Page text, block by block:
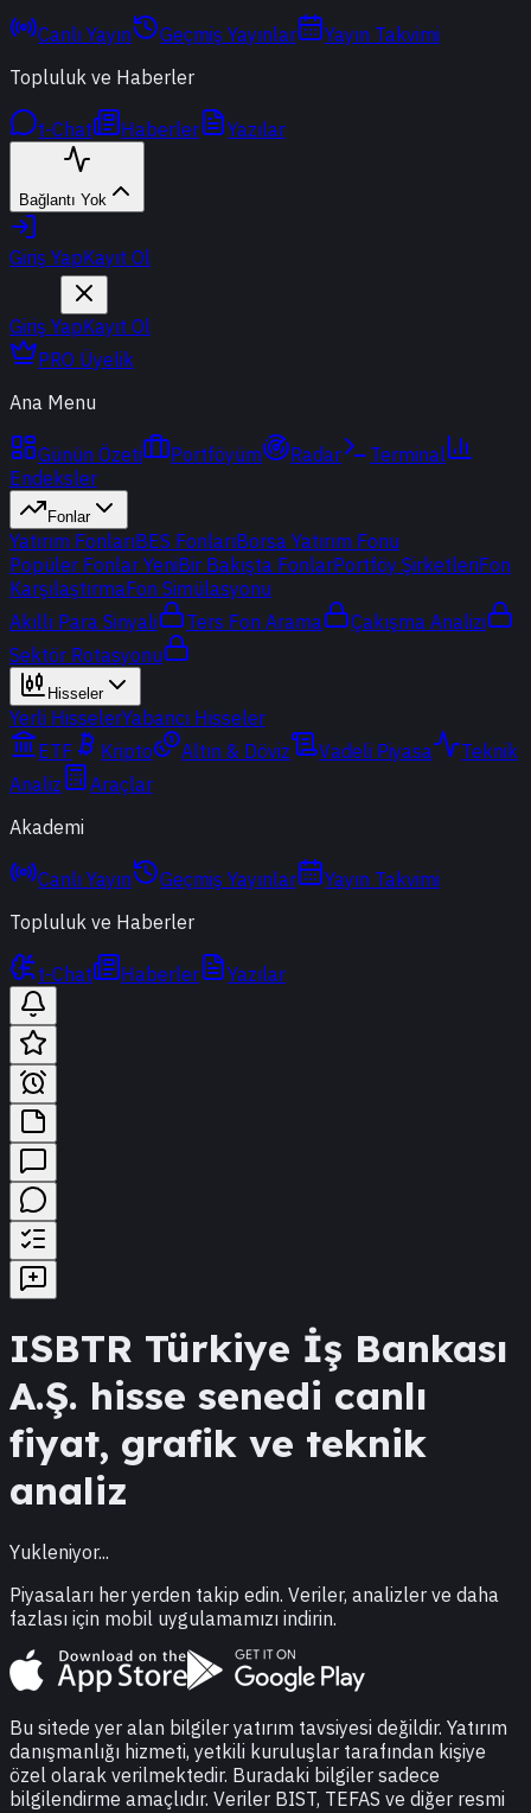
Canlı Yayın Geçmiş Yayınlar
Yayın Takvimi
Topluluk ve Haberler
t-Chat Haberler Yazılar
Bağlantı Yok
Giriş YapKayıt Ol
Giriş YapKayıt Ol
PRO Üyelik
Ana Menu
Günün Özeti Portföyüm Radar
Terminal
Endeksler
Fonlar
Yatırım FonlarıBES FonlarıBorsa Yatırım Fonu
Popüler Fonlar YeniBir Bakışta FonlarPortföy ŞirketleriFon
KarşılaştırmaFon Simülasyonu
Akıllı Para Sinyali
Ters Fon Arama
Çakışma Analizi
Sektör Rotasyonu
Hisseler
Yerli HisselerYabancı Hisseler
ETF
Kripto Altın & Döviz Vadeli Piyasa
Teknik
Analiz
Araçlar
Akademi
Canlı Yayın Geçmiş Yayınlar
Yayın Takvimi
Topluluk ve Haberler
t-Chat Haberler Yazılar
ISBTR Türkiye İş Bankası
A.Ş. hisse senedi canlı
fiyat, grafik ve teknik
analiz
Yukleniyor...
Piyasaları her yerden takip edin. Veriler, analizler ve daha
fazlası için mobil uygulamamızı indirin.
Bu sitede yer alan bilgiler yatırım tavsiyesi değildir. Yatırım
danışmanlığı hizmeti, yetkili kuruluşlar tarafından kişiye
özel olarak verilmektedir. Buradaki bilgiler sadece
bilgilendirme amaçlıdır. Veriler BIST, TEFAS ve diğer resmi